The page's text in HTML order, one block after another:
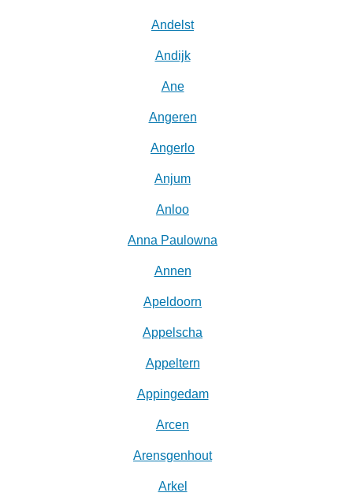
Andelst
Andijk
Ane
Angeren
Angerlo
Anjum
Anloo
Anna Paulowna
Annen
Apeldoorn
Appelscha
Appeltern
Appingedam
Arcen
Arensgenhout
Arkel